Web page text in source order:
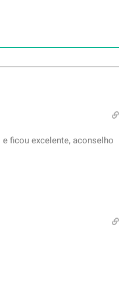
ficou excelente, aconselho